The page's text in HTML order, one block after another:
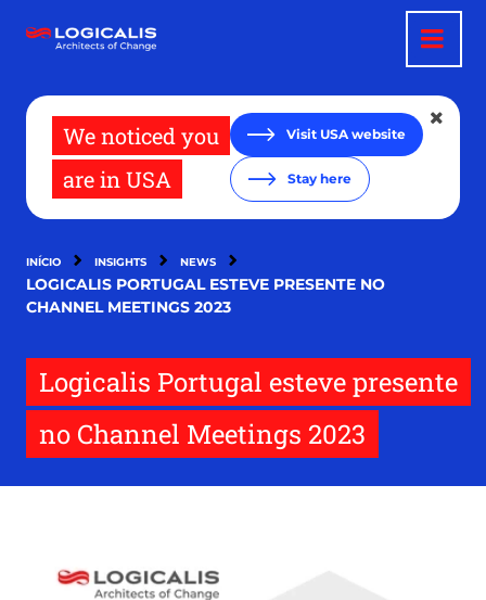
para
We noticed you
are in USA
Visit USA website
Stay here
INÍCIO INSIGHTS NEWS
LOGICALIS PORTUGAL ESTEVE PRESENTE NO
CHANNEL MEETINGS 2023
Logicalis Portugal esteve presente
no Channel Meetings 2023